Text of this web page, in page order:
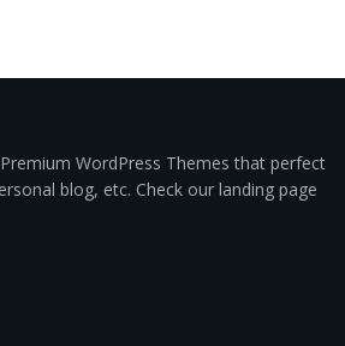
WordPress Themes that perfect
blog, etc. Check our landing page